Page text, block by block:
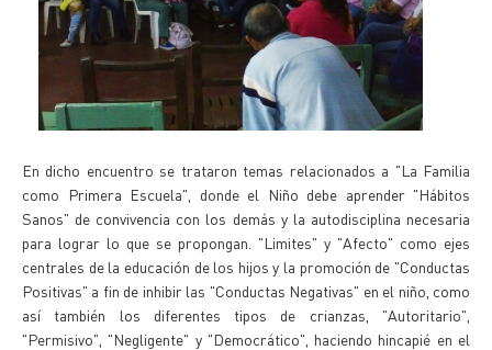
En dicho encuentro se trataron temas relacionados a "La Familia
como Primera Escuela", donde el Niño debe aprender "Hábitos
Sanos" de convivencia con los demás y la autodisciplina necesaria
para lograr lo que se propongan. "Limites" y "Afecto" como ejes
centrales de la educación de los hijos y la promoción de "Conductas
Positivas" a fin de inhibir las "Conductas Negativas" en el niño, como
así también los diferentes tipos de crianzas, "Autoritario",
"Permisivo", "Negligente" y "Democrático", haciendo hincapié en el